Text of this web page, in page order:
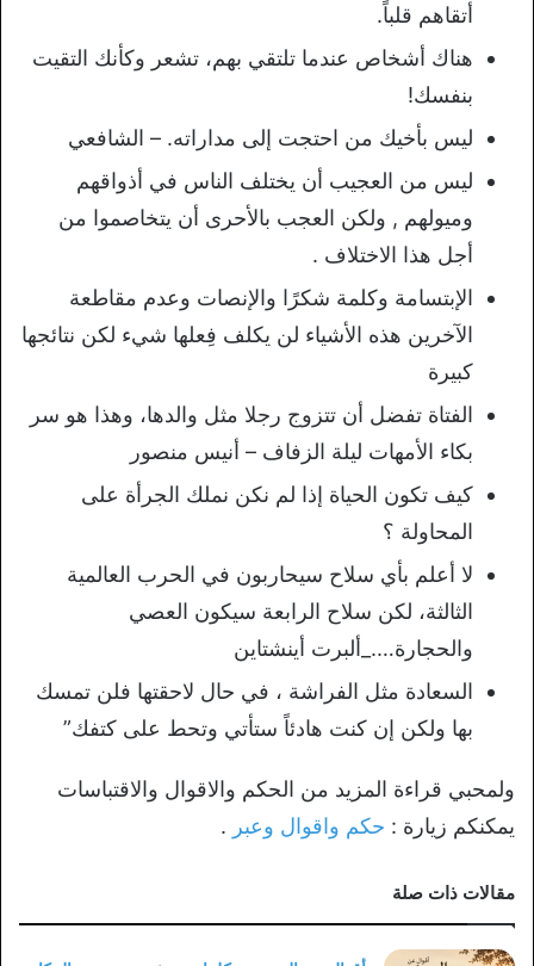
أتقاهم قلباً.
هناك أشخاص عندما تلتقي بهم، تشعر وكأنك التقيت
بنفسك!
ليس بأخيك من احتجت إلى مداراته. – الشافعي
ليس من العجيب أن يختلف الناس في أذواقهم
وميولهم , ولكن العجب بالأحرى أن يتخاصموا من
أجل هذا الاختلاف .
الإبتسامة وكلمة شكرًا والإنصات وعدم مقاطعة
الآخرين هذه الأشياء لن يكلف فِعلها شيء لكن نتائجها
كبيرة
الفتاة تفضل أن تتزوج رجلا مثل والدها، وهذا هو سر
بكاء الأمهات ليلة الزفاف – أنيس منصور
كيف تكون الحياة إذا لم نكن نملك الجرأة على
المحاولة ؟
لا أعلم بأي سلاح سيحاربون في الحرب العالمية
الثالثة، لكن سلاح الرابعة سيكون العصي
والحجارة…._ألبرت أينشتاين
السعادة مثل الفراشة ، في حال لاحقتها فلن تمسك
بها ولكن إن كنت هادئاً ستأتي وتحط على كتفك”
ولمحبي قراءة المزيد من الحكم والاقوال والاقتباسات
يمكنكم زيارة : حكم واقوال وعبر .
مقالات ذات صلة